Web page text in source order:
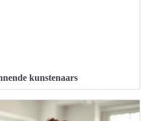
kunstenaars